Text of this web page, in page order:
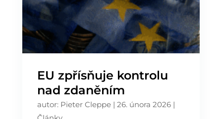
EU zpřísňuje kontrolu
nad zdaněním
autor: Pieter Cleppe| 26. února 2026|